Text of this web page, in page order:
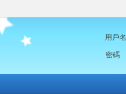
用戶名
密碼